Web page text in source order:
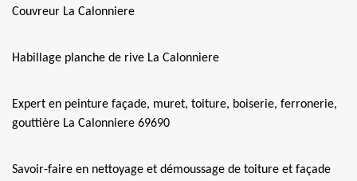
Couvreur La Calonniere
Habillage planche de rive La Calonniere
Expert en peinture façade, muret, toiture, boiserie, ferronerie,
gouttière La Calonniere 69690
Savoir-faire en nettoyage et démoussage de toiture et façade